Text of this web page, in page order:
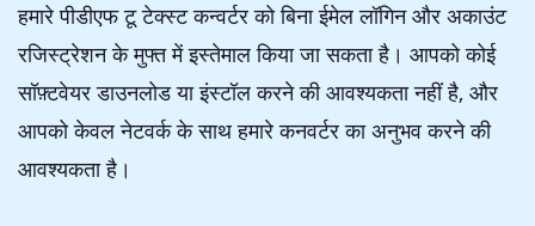
हमारे पीडीएफ टू टेक्स्ट कन्वर्टर को बिना ईमेल लॉगिन और अकाउंट
रजिस्ट्रेशन के मुफ्त में इस्तेमाल किया जा सकता है। आपको कोई
सॉफ़्टवेयर डाउनलोड या इंस्टॉल करने की आवश्यकता नहीं है, और
आपको केवल नेटवर्क के साथ हमारे कनवर्टर का अनुभव करने की
आवश्यकता है।